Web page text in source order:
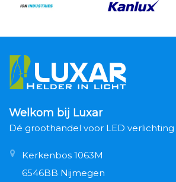
Welkom bij Luxar
Dé groothandel voor LED verlichting
Kerkenbos 1063M
6546BB Nijmegen